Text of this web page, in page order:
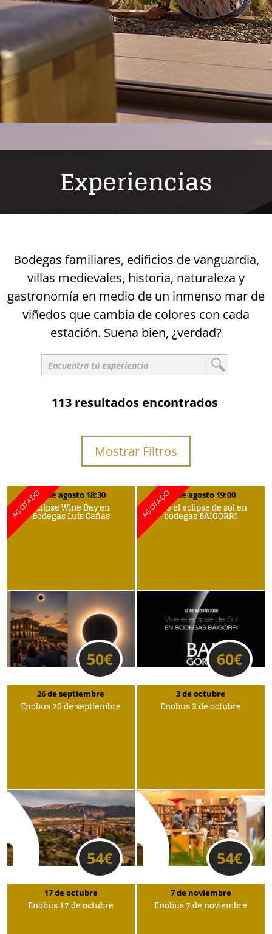
Experiencias
Bodegas familiares, edificios de vanguardia,
villas medievales, historia, naturaleza y
gastronomía en medio de un inmenso mar de
viñedos que cambia de colores con cada
estación. Suena bien, ¿verdad?
113 resultados encontrados
Mostrar Filtros
12 de agosto 18:30
Eclipse Wine Day en
Bodegas Luis Cañas
50€
12 de agosto 19:00
Vive el eclipse de sol en
bodegas BAIGORRI
60€
26 de septiembre
Enobus 26 de septiembre
54€
3 de octubre
Enobus 3 de octubre
54€
17 de octubre
Enobus 17 de octubre
7 de noviembre
Enobus 7 de noviembre